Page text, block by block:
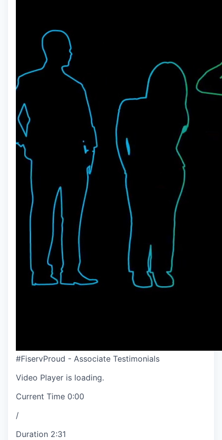
#FiservProud - Associate Testimonials
Video Player is loading.
Current Time 0:00
/
Duration 2:31